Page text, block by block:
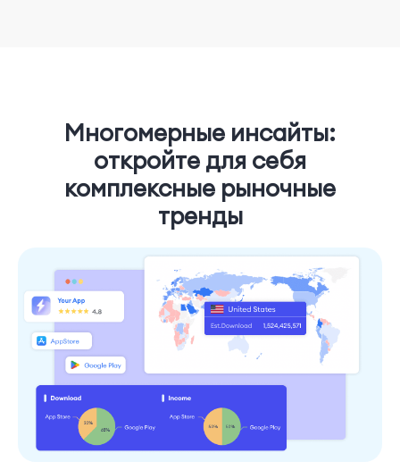
Многомерные инсайты:
откройте для себя
комплексные рыночные
тренды